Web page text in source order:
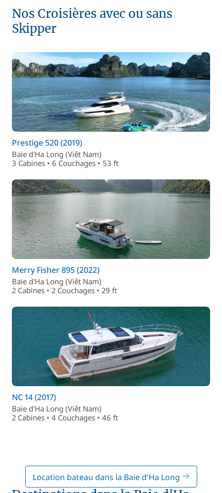
Nos Croisières avec ou sans
Skipper
Prestige 520 (2019)
Baie d'Ha Long (Viêt Nam)
3 Cabines • 6 Couchages • 53 ft
Merry Fisher 895 (2022)
Baie d'Ha Long (Viêt Nam)
2 Cabines • 2 Couchages • 29 ft
NC 14 (2017)
Baie d'Ha Long (Viêt Nam)
2 Cabines • 4 Couchages • 46 ft
Location bateau dans la Baie d'Ha Long